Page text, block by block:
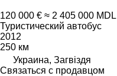
120 000 € ≈ 2 405 000 MDL
Туристический автобус
2012
250 км
Украина, Загвіздя
Связаться с продавцом